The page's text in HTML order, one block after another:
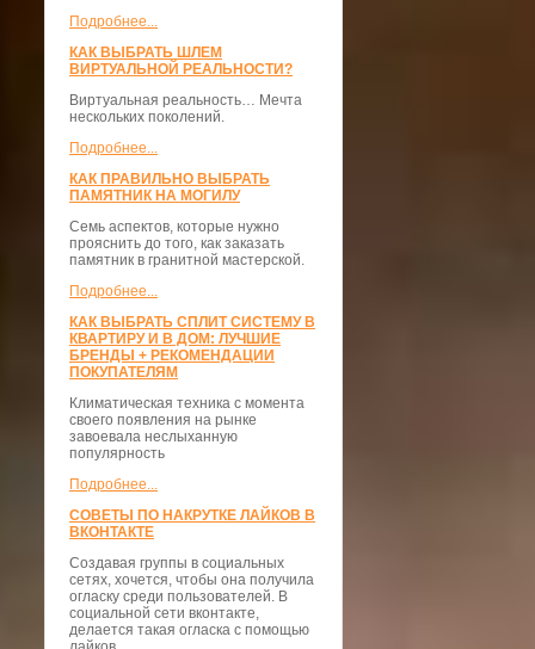
Подробнее...
КАК ВЫБРАТЬ ШЛЕМ
ВИРТУАЛЬНОЙ РЕАЛЬНОСТИ?
Виртуальная реальность… Мечта
нескольких поколений.
Подробнее...
КАК ПРАВИЛЬНО ВЫБРАТЬ
ПАМЯТНИК НА МОГИЛУ
Семь аспектов, которые нужно
прояснить до того, как заказать
памятник в гранитной мастерской.
Подробнее...
КАК ВЫБРАТЬ СПЛИТ СИСТЕМУ В
КВАРТИРУ И В ДОМ: ЛУЧШИЕ
БРЕНДЫ + РЕКОМЕНДАЦИИ
ПОКУПАТЕЛЯМ
Климатическая техника с момента
своего появления на рынке
завоевала неслыханную
популярность
Подробнее...
СОВЕТЫ ПО НАКРУТКЕ ЛАЙКОВ В
ВКОНТАКТЕ
Создавая группы в социальных
сетях, хочется, чтобы она получила
огласку среди пользователей. В
социальной сети вконтакте,
делается такая огласка с помощью